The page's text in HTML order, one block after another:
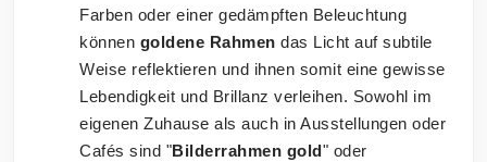
Farben oder einer gedämpften Beleuchtung
können goldene Rahmen das Licht auf subtile
Weise reflektieren und ihnen somit eine gewisse
Lebendigkeit und Brillanz verleihen. Sowohl im
eigenen Zuhause als auch in Ausstellungen oder
Cafés sind "Bilderrahmen gold" oder